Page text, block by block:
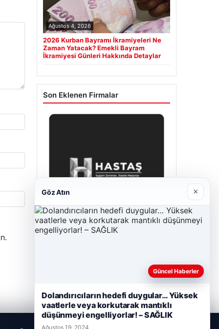
Ağustos 4, 2026
2026 Kurban Bayramı İkramiyeleri Ne
Zaman Yatacak? Emekli Bayram
İkramiyesi Günleri Hakkında Detaylar
Son Eklenen Firmalar
Göz Atın ×
Güncel Haberler
Dolandırıcıların hedefi duygular… Yüksek
vaatlerle veya korkutarak mantıklı
düşünmeyi engelliyorlar! – SAĞLIK
Ağustos 19, 2024